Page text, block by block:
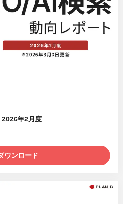
2026年2月度
ウンロード